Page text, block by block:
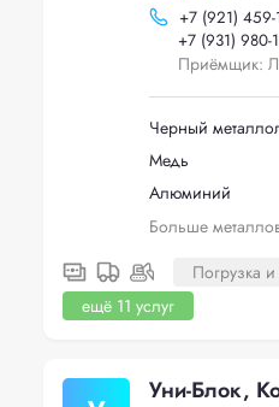
+7 (921) 459-
+7 (931) 980-
Приёмщик:
Черный
Медь
Алюминий
Больше
Погрузка
ещё 11 услуг
Уни-Блок,